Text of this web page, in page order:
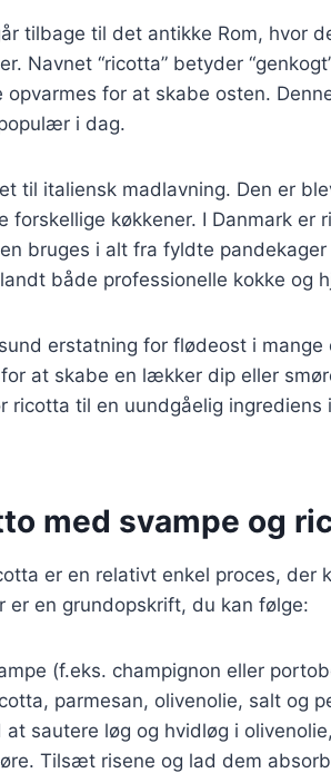
tilbage til det antikke Rom, hvor
Navnet “ricotta” betyder
opvarmes for at skabe osten.
i dag.
til italiensk madlavning. Den er
forskellige køkkener. I Danmark er
bruges i alt fra fyldte pandekager
både professionelle kokke og
erstatning for flødeost i mange
at skabe en lækker dip eller
ricotta til en uundgåelig ingrediens
med svampe og
er en relativt enkel proces, der
en grundopskrift, du kan følge:
(f.eks. champignon eller
parmesan, olivenolie, salt og
at sautere løg og hvidløg i
Tilsæt risene og lad dem